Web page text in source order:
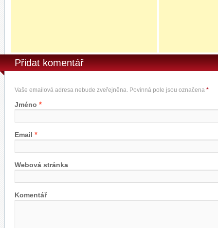
Přidat komentář
Vaše emailová adresa nebude zveřejněna. Povinná pole jsou označena *
Jméno *
Email *
Webová stránka
Komentář